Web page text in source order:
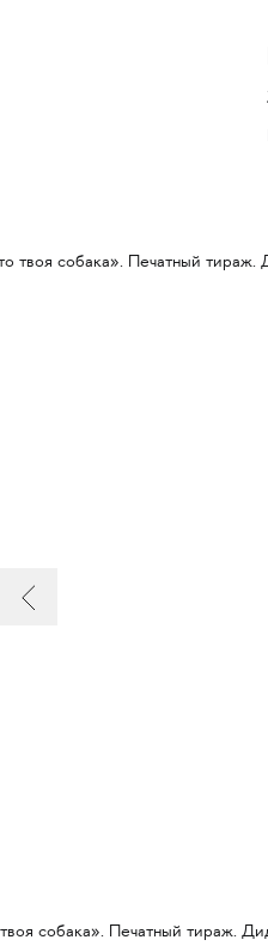
собака». Печатный тираж.